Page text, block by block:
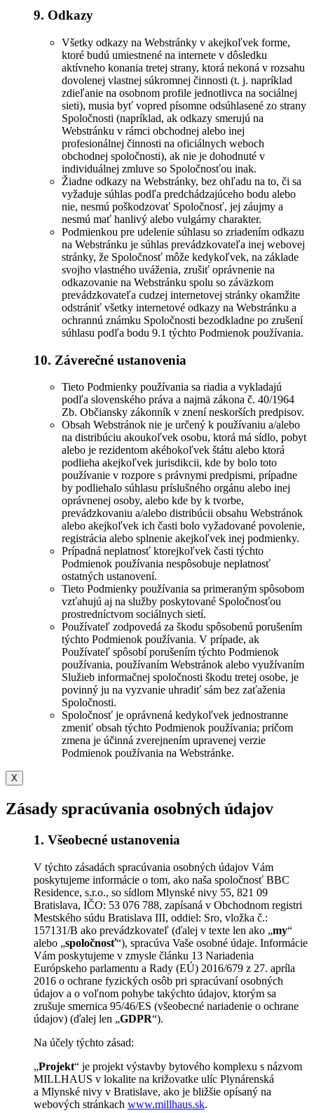
9. Odkazy
Všetky odkazy na Webstránky v akejkoľvek forme,
ktoré budú umiestnené na internete v dôsledku
aktívneho konania tretej strany, ktorá nekoná v rozsahu
dovolenej vlastnej súkromnej činnosti (t. j. napríklad
zdieľanie na osobnom profile jednotlivca na sociálnej
sieti), musia byť vopred písomne odsúhlasené zo strany
Spoločnosti (napríklad, ak odkazy smerujú na
Webstránku v rámci obchodnej alebo inej
profesionálnej činnosti na oficiálnych weboch
obchodnej spoločnosti), ak nie je dohodnuté v
individuálnej zmluve so Spoločnosťou inak.
Žiadne odkazy na Webstránky, bez ohľadu na to, či sa
vyžaduje súhlas podľa predchádzajúceho bodu alebo
nie, nesmú poškodzovať Spoločnosť, jej záujmy a
nesmú mať hanlivý alebo vulgárny charakter.
Podmienkou pre udelenie súhlasu so zriadením odkazu
na Webstránku je súhlas prevádzkovateľa inej webovej
stránky, že Spoločnosť môže kedykoľvek, na základe
svojho vlastného uváženia, zrušiť oprávnenie na
odkazovanie na Webstránku spolu so záväzkom
prevádzkovateľa cudzej internetovej stránky okamžite
odstrániť všetky internetové odkazy na Webstránku a
ochrannú známku Spoločnosti bezodkladne po zrušení
súhlasu podľa bodu 9.1 týchto Podmienok používania.
10. Záverečné ustanovenia
Tieto Podmienky používania sa riadia a vykladajú
podľa slovenského práva a najmä zákona č. 40/1964
Zb. Občiansky zákonník v znení neskorších predpisov.
Obsah Webstránok nie je určený k používaniu a/alebo
na distribúciu akoukoľvek osobu, ktorá má sídlo, pobyt
alebo je rezidentom akéhokoľvek štátu alebo ktorá
podlieha akejkoľvek jurisdikcii, kde by bolo toto
používanie v rozpore s právnymi predpismi, prípadne
by podliehalo súhlasu príslušného orgánu alebo inej
oprávnenej osoby, alebo kde by k tvorbe,
prevádzkovaniu a/alebo distribúcii obsahu Webstránok
alebo akejkoľvek ich časti bolo vyžadované povolenie,
registrácia alebo splnenie akejkoľvek inej podmienky.
Prípadná neplatnosť ktorejkoľvek časti týchto
Podmienok používania nespôsobuje neplatnosť
ostatných ustanovení.
Tieto Podmienky používania sa primeraným spôsobom
vzťahujú aj na služby poskytované Spoločnosťou
prostredníctvom sociálnych sietí.
Používateľ zodpovedá za škodu spôsobenú porušením
týchto Podmienok používania. V prípade, ak
Používateľ spôsobí porušením týchto Podmienok
používania, používaním Webstránok alebo využívaním
Služieb informačnej spoločnosti škodu tretej osobe, je
povinný ju na vyzvanie uhradiť sám bez zaťaženia
Spoločnosti.
Spoločnosť je oprávnená kedykoľvek jednostranne
zmeniť obsah týchto Podmienok používania; pričom
zmena je účinná zverejnením upravenej verzie
Podmienok používania na Webstránke.
X
Zásady spracúvania osobných údajov
1. Všeobecné ustanovenia
V týchto zásadách spracúvania osobných údajov Vám
poskytujeme informácie o tom, ako naša spoločnosť BBC
Residence, s.r.o., so sídlom Mlynské nivy 55, 821 09
Bratislava, IČO: 53 076 788, zapísaná v Obchodnom registri
Mestského súdu Bratislava III, oddiel: Sro, vložka č.:
157131/B ako prevádzkovateľ (ďalej v texte len ako „my“
alebo „spoločnosť“), spracúva Vaše osobné údaje. Informácie
Vám poskytujeme v zmysle článku 13 Nariadenia
Európskeho parlamentu a Rady (EÚ) 2016/679 z 27. apríla
2016 o ochrane fyzických osôb pri spracúvaní osobných
údajov a o voľnom pohybe takýchto údajov, ktorým sa
zrušuje smernica 95/46/ES (všeobecné nariadenie o ochrane
údajov) (ďalej len „GDPR“).
Na účely týchto zásad:
„Projekt“ je projekt výstavby bytového komplexu s názvom
MILLHAUS v lokalite na križovatke ulíc Plynárenská
a Mlynské nivy v Bratislave, ako je bližšie opísaný na
webových stránkach www.millhaus.sk.